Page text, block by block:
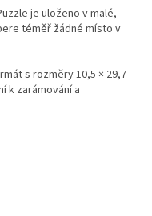
je uloženo v malé,
téměř žádné místo v
s rozměry 10,5 × 29,7
k zarámování a